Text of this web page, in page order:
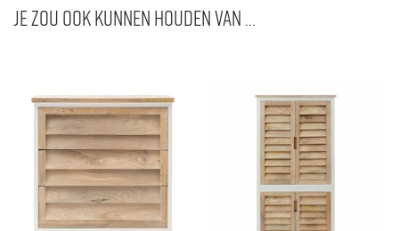
Je zou ook kunnen houden van …